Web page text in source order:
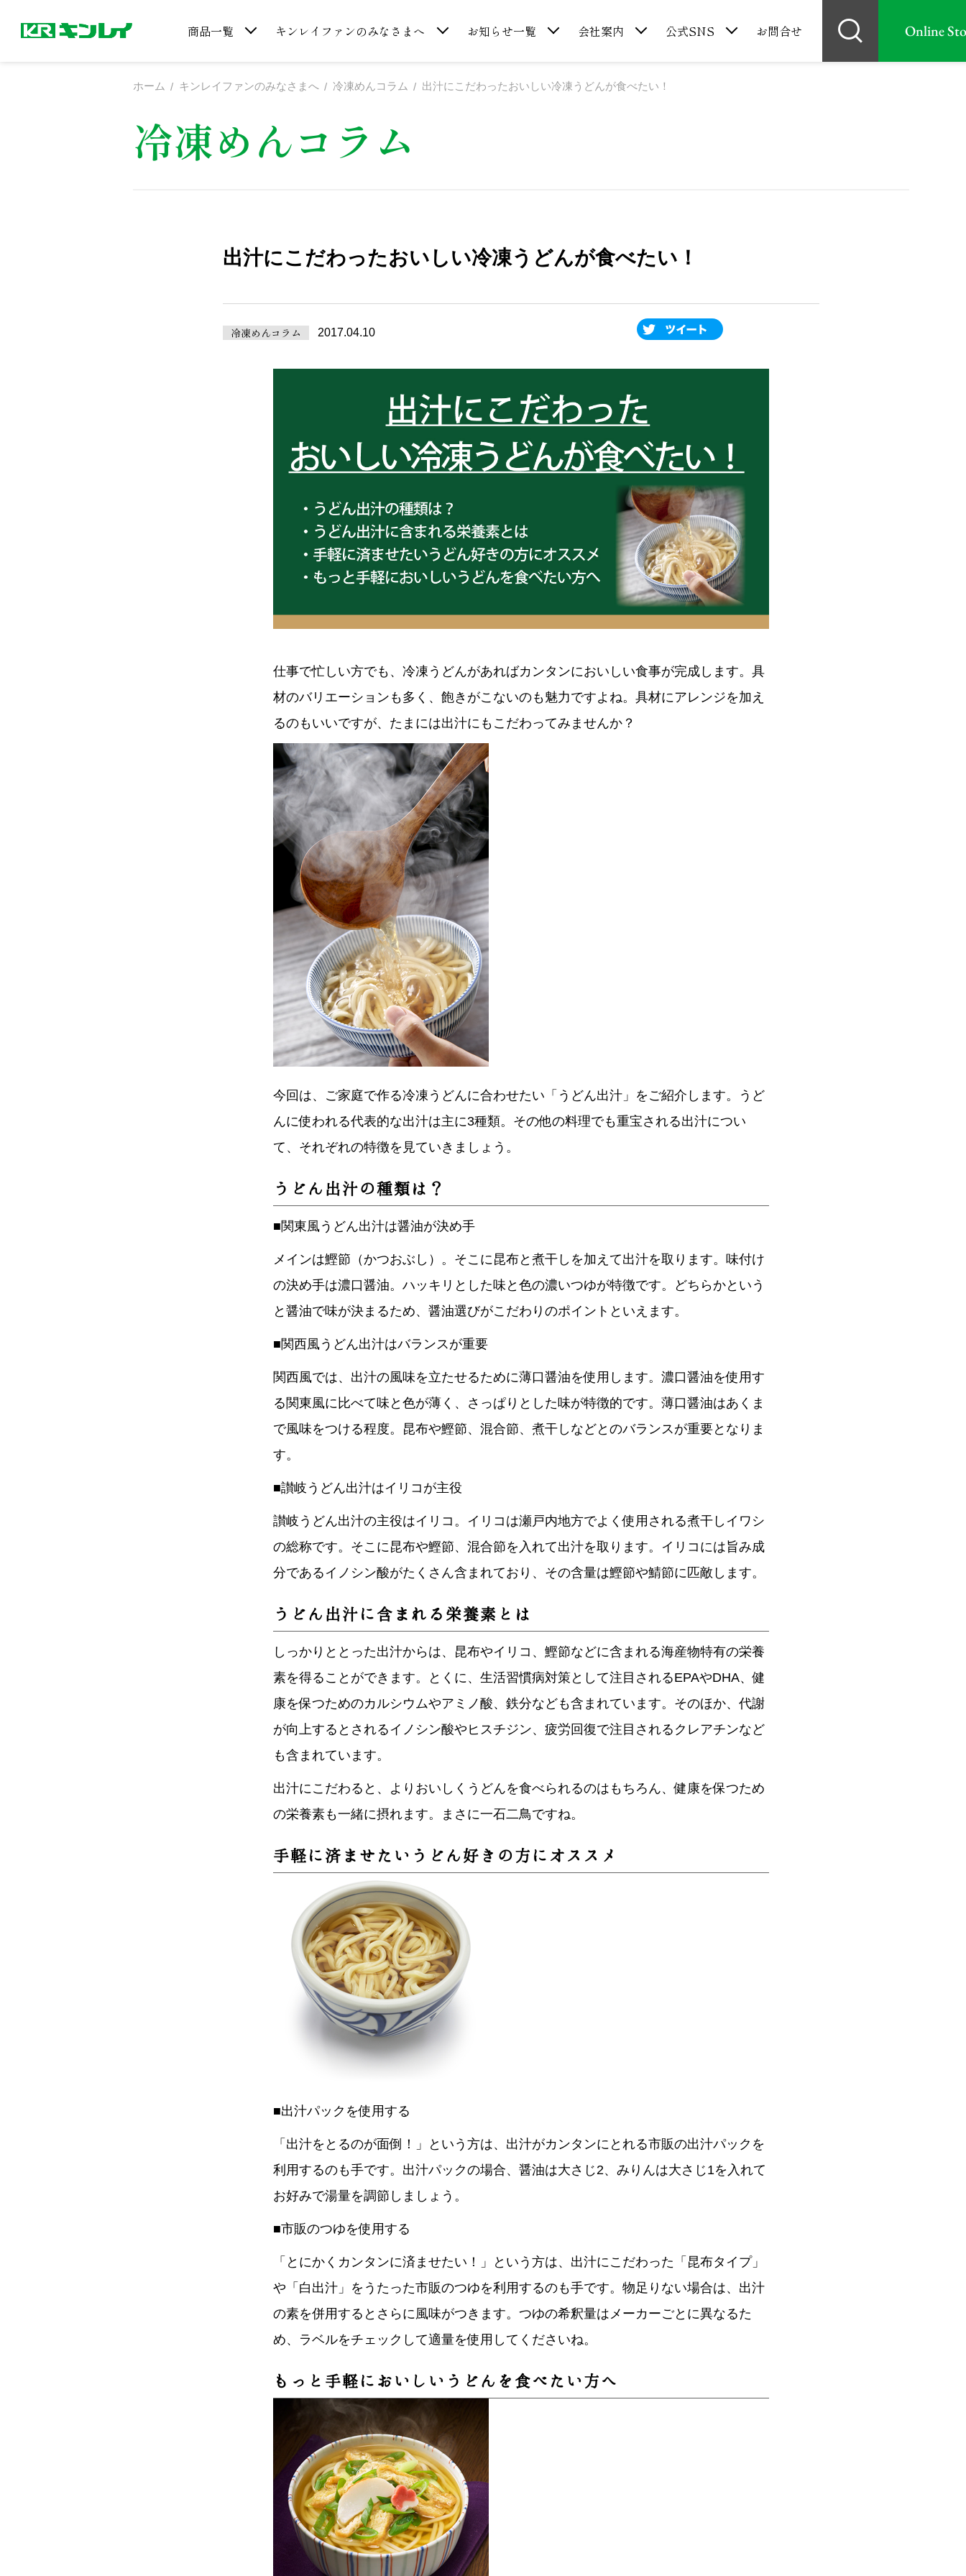
商品一覧 キンレイファンのみなさまへ お知らせ一覧 会社案内 公式SNS お問合せ Online
ホーム キンレイファンのみなさまへ 冷凍めんコラム 出汁にこだわったおいしい冷凍うどんが食べたい！
冷凍めんコラム
出汁にこだわったおいしい冷凍うどんが食べたい！
冷凍めんコラム 2017.04.10
仕事で忙しい方でも、冷凍うどんがあればカンタンにおいしい食事が完成します。具
材のバリエーションも多く、飽きがこないのも魅力ですよね。具材にアレンジを加え
るのもいいですが、たまには出汁にもこだわってみませんか？
今回は、ご家庭で作る冷凍うどんに合わせたい「うどん出汁」をご紹介します。うど
んに使われる代表的な出汁は主に3種類。その他の料理でも重宝される出汁につい
て、それぞれの特徴を見ていきましょう。
うどん出汁の種類は？
■関東風うどん出汁は醤油が決め手
メインは鰹節（かつおぶし）。そこに昆布と煮干しを加えて出汁を取ります。味付け
の決め手は濃口醤油。ハッキリとした味と色の濃いつゆが特徴です。どちらかという
と醤油で味が決まるため、醤油選びがこだわりのポイントといえます。
■関西風うどん出汁はバランスが重要
関西風では、出汁の風味を立たせるために薄口醤油を使用します。濃口醤油を使用す
る関東風に比べて味と色が薄く、さっぱりとした味が特徴的です。薄口醤油はあくま
で風味をつける程度。昆布や鰹節、混合節、煮干しなどとのバランスが重要となりま
す。
■讃岐うどん出汁はイリコが主役
讃岐うどん出汁の主役はイリコ。イリコは瀬戸内地方でよく使用される煮干しイワシ
の総称です。そこに昆布や鰹節、混合節を入れて出汁を取ります。イリコには旨み成
分であるイノシン酸がたくさん含まれており、その含量は鰹節や鯖節に匹敵します。
うどん出汁に含まれる栄養素とは
しっかりととった出汁からは、昆布やイリコ、鰹節などに含まれる海産物特有の栄養
素を得ることができます。とくに、生活習慣病対策として注目されるEPAやDHA、健
康を保つためのカルシウムやアミノ酸、鉄分なども含まれています。そのほか、代謝
が向上するとされるイノシン酸やヒスチジン、疲労回復で注目されるクレアチンなど
も含まれています。
出汁にこだわると、よりおいしくうどんを食べられるのはもちろん、健康を保つため
の栄養素も一緒に摂れます。まさに一石二鳥ですね。
手軽に済ませたいうどん好きの方にオススメ
■出汁パックを使用する
「出汁をとるのが面倒！」という方は、出汁がカンタンにとれる市販の出汁パックを
利用するのも手です。出汁パックの場合、醤油は大さじ2、みりんは大さじ1を入れて
お好みで湯量を調節しましょう。
■市販のつゆを使用する
「とにかくカンタンに済ませたい！」という方は、出汁にこだわった「昆布タイプ」
や「白出汁」をうたった市販のつゆを利用するのも手です。物足りない場合は、出汁
の素を併用するとさらに風味がつきます。つゆの希釈量はメーカーごとに異なるた
め、ラベルをチェックして適量を使用してくださいね。
もっと手軽においしいうどんを食べたい方へ